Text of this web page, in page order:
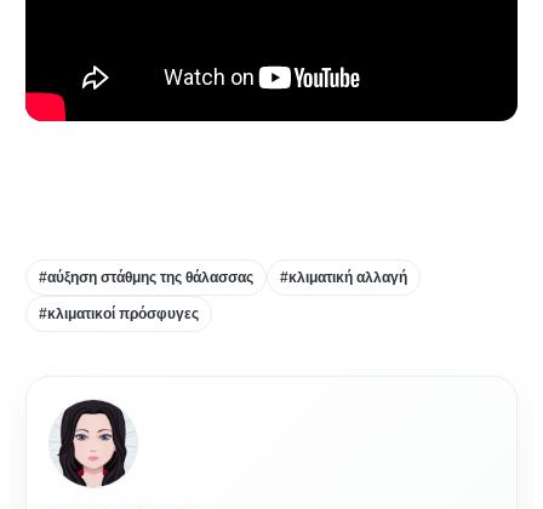
#αύξηση στάθμης της θάλασσας #κλιματική αλλαγή
#κλιματικοί πρόσφυγες